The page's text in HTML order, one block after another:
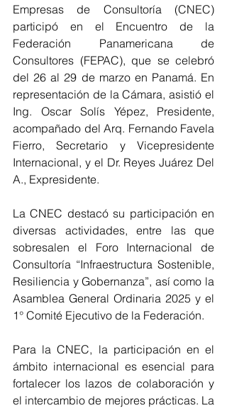
Empresas de Consultoría (CNEC)
participó en el Encuentro de la
Federación Panamericana de
Consultores (FEPAC), que se celebró
del 26 al 29 de marzo en Panamá. En
representación de la Cámara, asistió el
Ing. Oscar Solís Yépez, Presidente,
acompañado del Arq. Fernando Favela
Fierro, Secretario y Vicepresidente
Internacional, y el Dr. Reyes Juárez Del
A., Expresidente.
La CNEC destacó su participación en
diversas actividades, entre las que
sobresalen el Foro Internacional de
Consultoría “Infraestructura Sostenible,
Resiliencia y Gobernanza”, así como la
Asamblea General Ordinaria 2025 y el
1° Comité Ejecutivo de la Federación.
Para la CNEC, la participación en el
ámbito internacional es esencial para
fortalecer los lazos de colaboración y
el intercambio de mejores prácticas. La